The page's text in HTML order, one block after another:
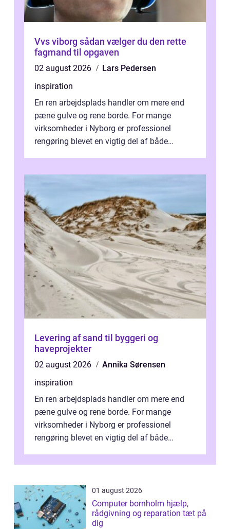
Vvs viborg sådan vælger du den rette
fagmand til opgaven
02 august 2026
Lars Pedersen
inspiration
En ren arbejdsplads handler om mere end
pæne gulve og rene borde. For mange
virksomheder i Nyborg er professionel
rengøring blevet en vigtig del af både
Levering af sand til byggeri og
haveprojekter
02 august 2026
Annika Sørensen
inspiration
En ren arbejdsplads handler om mere end
pæne gulve og rene borde. For mange
virksomheder i Nyborg er professionel
rengøring blevet en vigtig del af både
samlede ...
01 august 2026
Computer bornholm hjælp,
rådgivning og reparation tæt på
dig